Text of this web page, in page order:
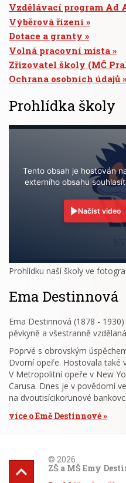
Vzdělávací program Ad
Výběrová řízení
Dotace a granty
Volná pracovní místa
Zřizovatel školy (MČ
Ochrana osobních údajů
Prohlídka školy
Tento obsah je hostován
externího obsahu
Načíst video
Prohlídku naší školy ve
Ema Destinnová
Ema Destinnová (1878 -
pěvkyně a všestranně
Poprvé s obrovským
Dvorní opeře. Hostovala také
V Metropolitní opeře v New
Carusa. Dnes je v povědomí
na dvoutisícikorunové
více o Emě Destinnové
© 2026
ZŠ a MŠ Emy